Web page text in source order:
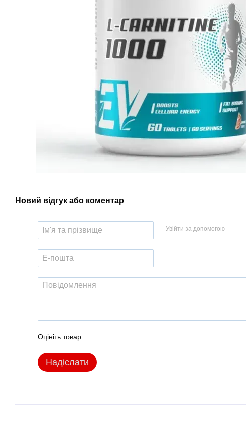
Новий відгук або коментар
Увійти за допомогою
Оцініть товар
Надіслати